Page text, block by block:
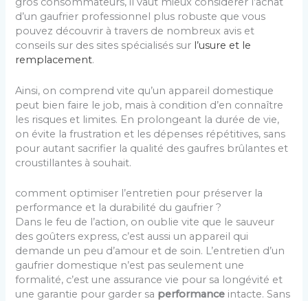
d’un gaufrier professionnel plus robuste que vous
pouvez découvrir à travers de nombreux avis et
conseils sur des sites spécialisés sur l’usure et le
remplacement.
Ainsi, on comprend vite qu’un appareil domestique
peut bien faire le job, mais à condition d’en connaître
les risques et limites. En prolongeant la durée de vie,
on évite la frustration et les dépenses répétitives, sans
pour autant sacrifier la qualité des gaufres brûlantes et
croustillantes à souhait.
comment optimiser l’entretien pour préserver la
performance et la durabilité du gaufrier ?
Dans le feu de l’action, on oublie vite que le sauveur
des goûters express, c’est aussi un appareil qui
demande un peu d’amour et de soin. L’entretien d’un
gaufrier domestique n’est pas seulement une
formalité, c’est une assurance vie pour sa longévité et
une garantie pour garder sa performance intacte. Sans